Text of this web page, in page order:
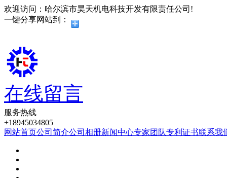
欢迎访问：哈尔滨市昊天机电科技开发有限责任公司!
一键分享网站到：
在线留言
服务热线
+18945034805
网站首页公司简介公司相册新闻中心专家团队专利证书联系我